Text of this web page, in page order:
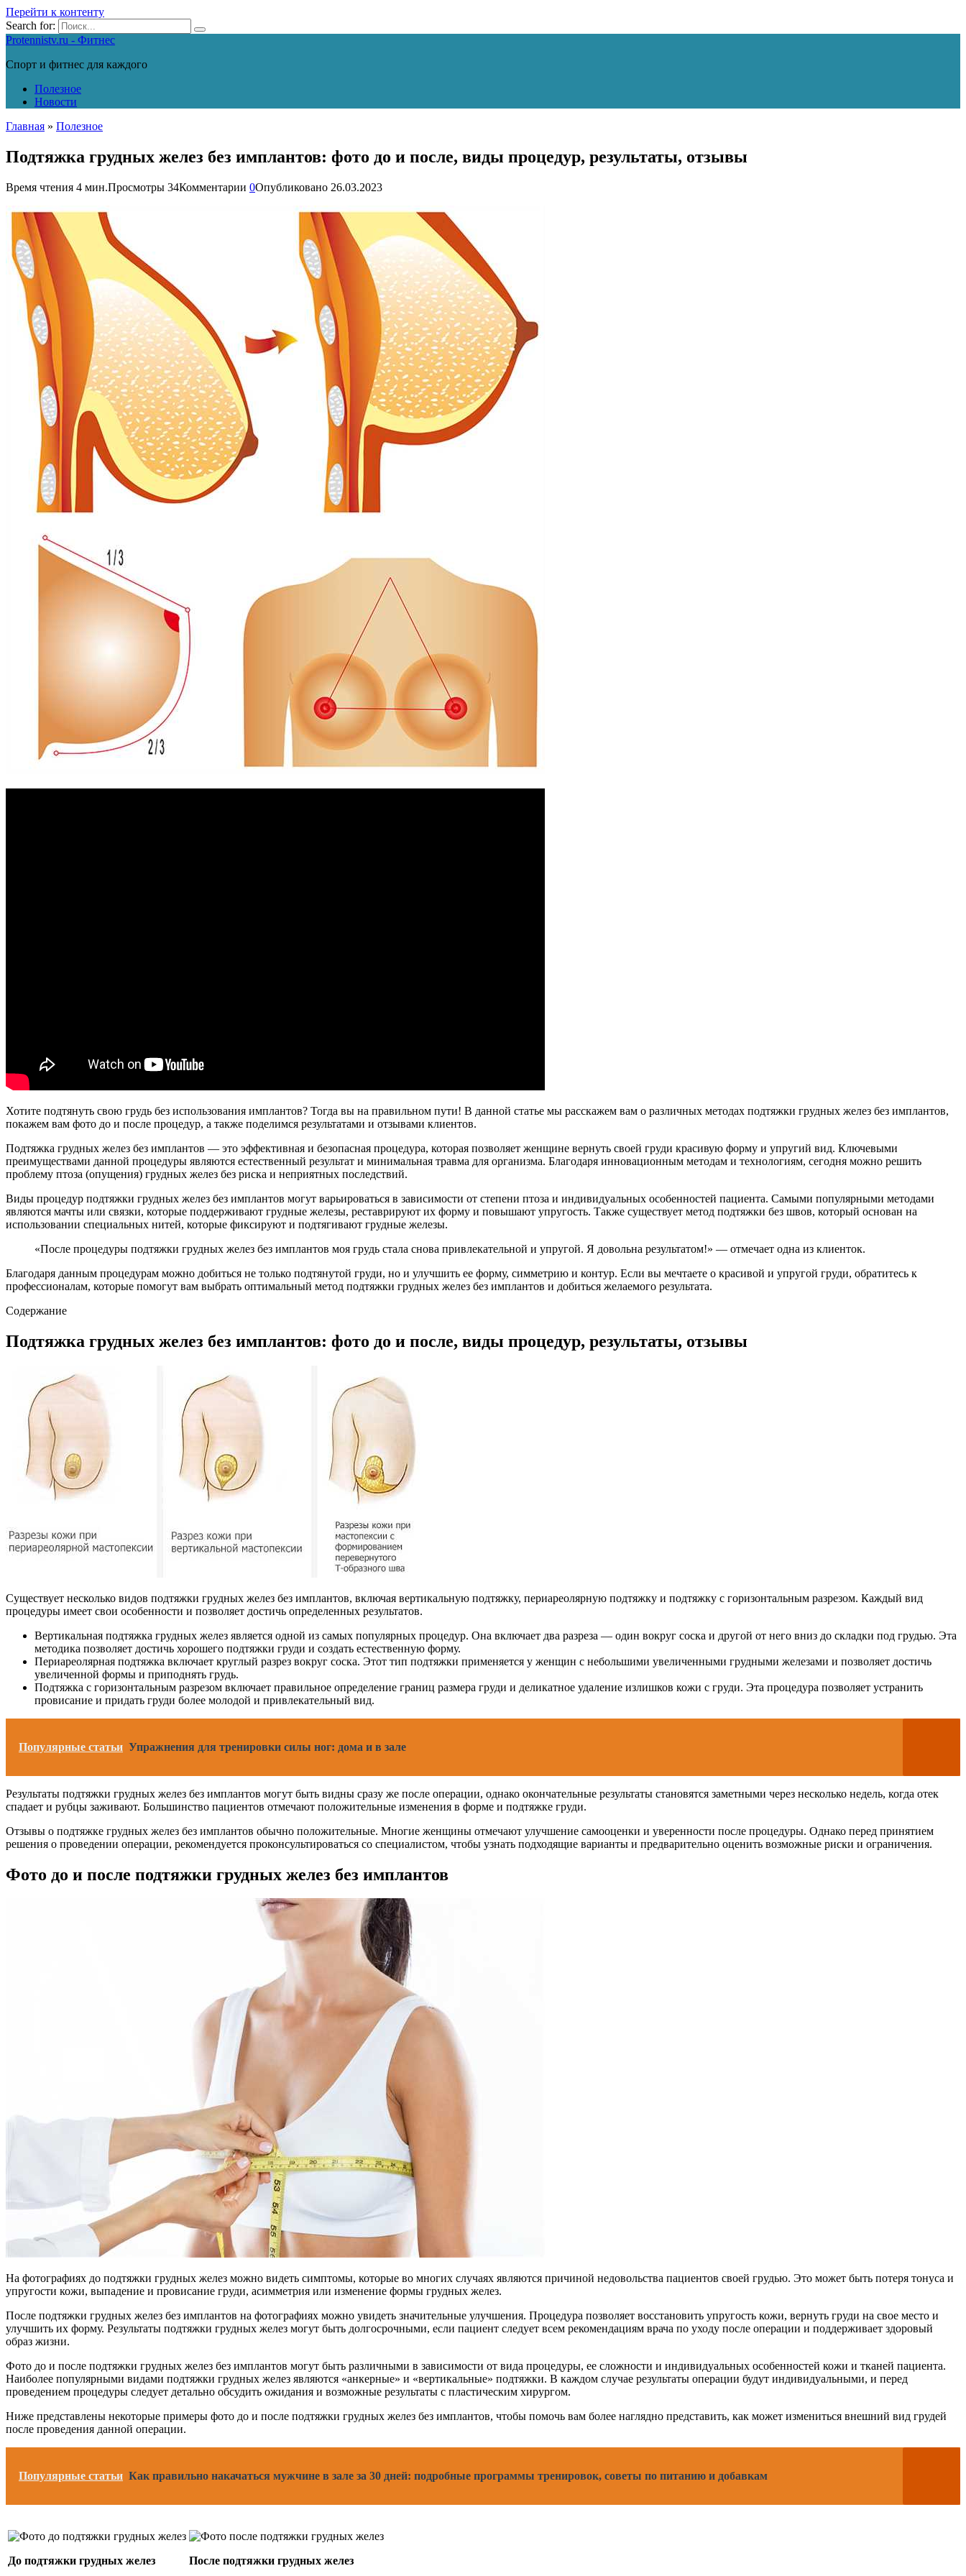
Перейти к контенту
Search for:
Protennistv.ru - Фитнес
Спорт и фитнес для каждого
Полезное
Новости
Главная » Полезное
Подтяжка грудных желез без имплантов: фото до и после, виды процедур, результаты, отзывы
Время чтения 4 мин.Просмотры 34Комментарии 0Опубликовано 26.03.2023
Хотите подтянуть свою грудь без использования имплантов? Тогда вы на правильном пути! В данной статье мы расскажем вам о различных методах подтяжки грудных желез без имплантов,
покажем вам фото до и после процедур, а также поделимся результатами и отзывами клиентов.
Подтяжка грудных желез без имплантов — это эффективная и безопасная процедура, которая позволяет женщине вернуть своей груди красивую форму и упругий вид. Ключевыми
преимуществами данной процедуры являются естественный результат и минимальная травма для организма. Благодаря инновационным методам и технологиям, сегодня можно решить
проблему птоза (опущения) грудных желез без риска и неприятных последствий.
Виды процедур подтяжки грудных желез без имплантов могут варьироваться в зависимости от степени птоза и индивидуальных особенностей пациента. Самыми популярными методами
являются мачты или связки, которые поддерживают грудные железы, реставрируют их форму и повышают упругость. Также существует метод подтяжки без швов, который основан на
использовании специальных нитей, которые фиксируют и подтягивают грудные железы.
«После процедуры подтяжки грудных желез без имплантов моя грудь стала снова привлекательной и упругой. Я довольна результатом!» — отмечает одна из клиенток.
Благодаря данным процедурам можно добиться не только подтянутой груди, но и улучшить ее форму, симметрию и контур. Если вы мечтаете о красивой и упругой груди, обратитесь к
профессионалам, которые помогут вам выбрать оптимальный метод подтяжки грудных желез без имплантов и добиться желаемого результата.
Содержание
Подтяжка грудных желез без имплантов: фото до и после, виды процедур, результаты, отзывы
Существует несколько видов подтяжки грудных желез без имплантов, включая вертикальную подтяжку, периареолярную подтяжку и подтяжку с горизонтальным разрезом. Каждый вид
процедуры имеет свои особенности и позволяет достичь определенных результатов.
Вертикальная подтяжка грудных желез является одной из самых популярных процедур. Она включает два разреза — один вокруг соска и другой от него вниз до складки под грудью. Эта
методика позволяет достичь хорошего подтяжки груди и создать естественную форму.
Периареолярная подтяжка включает круглый разрез вокруг соска. Этот тип подтяжки применяется у женщин с небольшими увеличенными грудными железами и позволяет достичь
увеличенной формы и приподнять грудь.
Подтяжка с горизонтальным разрезом включает правильное определение границ размера груди и деликатное удаление излишков кожи с груди. Эта процедура позволяет устранить
провисание и придать груди более молодой и привлекательный вид.
Популярные статьи Упражнения для тренировки силы ног: дома и в зале
Результаты подтяжки грудных желез без имплантов могут быть видны сразу же после операции, однако окончательные результаты становятся заметными через несколько недель, когда отек
спадает и рубцы заживают. Большинство пациентов отмечают положительные изменения в форме и подтяжке груди.
Отзывы о подтяжке грудных желез без имплантов обычно положительные. Многие женщины отмечают улучшение самооценки и уверенности после процедуры. Однако перед принятием
решения о проведении операции, рекомендуется проконсультироваться со специалистом, чтобы узнать подходящие варианты и предварительно оценить возможные риски и ограничения.
Фото до и после подтяжки грудных желез без имплантов
На фотографиях до подтяжки грудных желез можно видеть симптомы, которые во многих случаях являются причиной недовольства пациентов своей грудью. Это может быть потеря тонуса и
упругости кожи, выпадение и провисание груди, асимметрия или изменение формы грудных желез.
После подтяжки грудных желез без имплантов на фотографиях можно увидеть значительные улучшения. Процедура позволяет восстановить упругость кожи, вернуть груди на свое место и
улучшить их форму. Результаты подтяжки грудных желез могут быть долгосрочными, если пациент следует всем рекомендациям врача по уходу после операции и поддерживает здоровый
образ жизни.
Фото до и после подтяжки грудных желез без имплантов могут быть различными в зависимости от вида процедуры, ее сложности и индивидуальных особенностей кожи и тканей пациента.
Наиболее популярными видами подтяжки грудных желез являются «анкерные» и «вертикальные» подтяжки. В каждом случае результаты операции будут индивидуальными, и перед
проведением процедуры следует детально обсудить ожидания и возможные результаты с пластическим хирургом.
Ниже представлены некоторые примеры фото до и после подтяжки грудных желез без имплантов, чтобы помочь вам более наглядно представить, как может измениться внешний вид грудей
после проведения данной операции.
Популярные статьи Как правильно накачаться мужчине в зале за 30 дней: подробные программы тренировок, советы по питанию и добавкам
До подтяжки грудных желез После подтяжки грудных желез